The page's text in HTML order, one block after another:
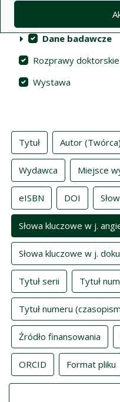
Dane badawcze
Rozprawy doktorskie
Wystawa
Indeksy
Tytuł Autor (Twórca)
Wydawca Miejsce
eISBN DOI
Słowa kluczowe w j.
Słowa kluczowe w j.
Tytuł serii Tytuł
Tytuł numeru
Źródło finansowania
ORCID Format pliku